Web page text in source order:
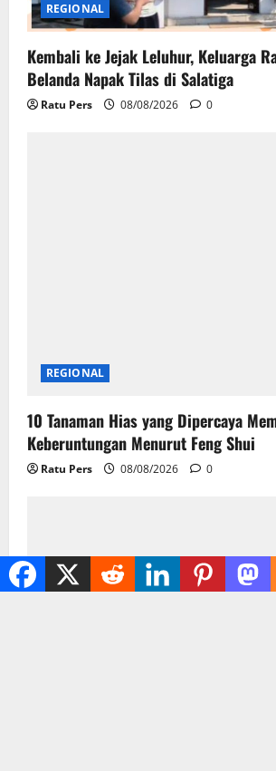
REGIONAL
Kembali ke Jejak Leluhur, Keluarga
Belanda Napak Tilas di Salatiga
Ratu Pers 08/08/2026 0
REGIONAL
10 Tanaman Hias yang Dipercaya
Keberuntungan Menurut Feng Shui
Ratu Pers 08/08/2026 0